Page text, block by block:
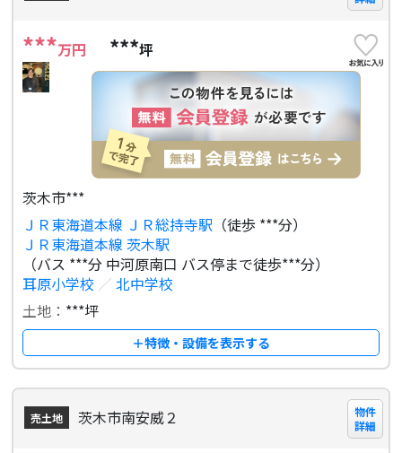
***万円 ***坪
茨木市***
ＪＲ東海道本線 ＪＲ総持寺駅 （徒歩 ***分）
ＪＲ東海道本線 茨木駅
（バス ***分 中河原南口 バス停まで徒歩***分）
耳原小学校 ／ 北中学校
土地： ***坪
＋特徴・設備を表示する
売土地 茨木市南安威２
物件
詳細